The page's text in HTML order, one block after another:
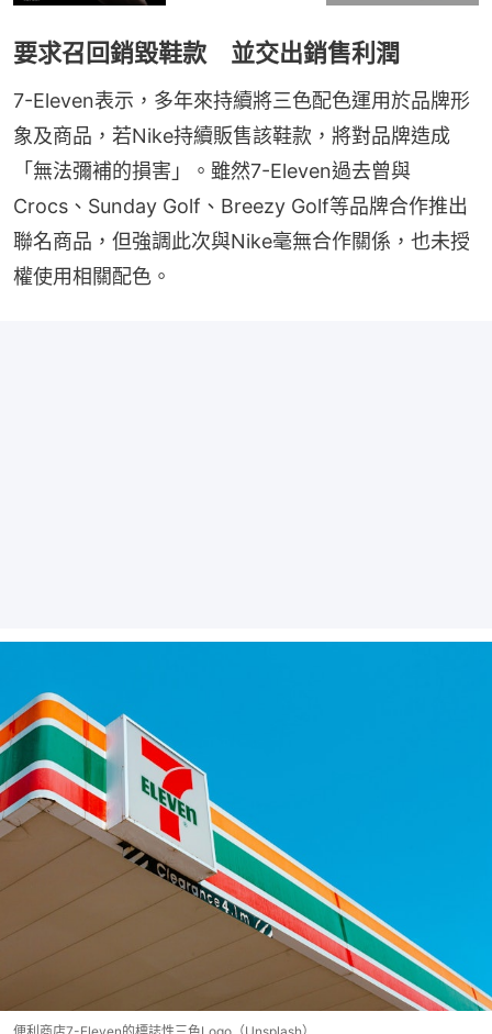
要求召回銷毀鞋款 並交出銷售利潤
7-Eleven表示，多年來持續將三色配色運用於品牌形
象及商品，若Nike持續販售該鞋款，將對品牌造成
「無法彌補的損害」。雖然7-Eleven過去曾與
Crocs、Sunday Golf、Breezy Golf等品牌合作推出
聯名商品，但強調此次與Nike毫無合作關係，也未授
權使用相關配色。